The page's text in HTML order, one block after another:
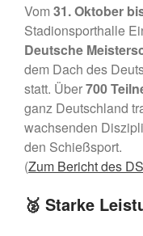
Vom 31. Oktober
Stadionsporthalle
Deutsche
dem Dach des
statt. Über700
ganz Deutschland
wachsenden
den Schießsport.
(Zum Bericht des
🥈 Starke